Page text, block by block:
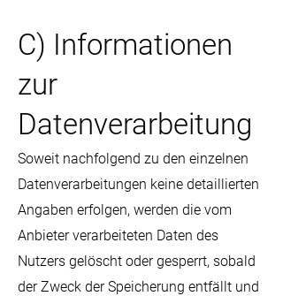
C) Informationen
zur
Datenverarbeitung
Soweit nachfolgend zu den einzelnen
Datenverarbeitungen keine detaillierten
Angaben erfolgen, werden die vom
Anbieter verarbeiteten Daten des
Nutzers gelöscht oder gesperrt, sobald
der Zweck der Speicherung entfällt und